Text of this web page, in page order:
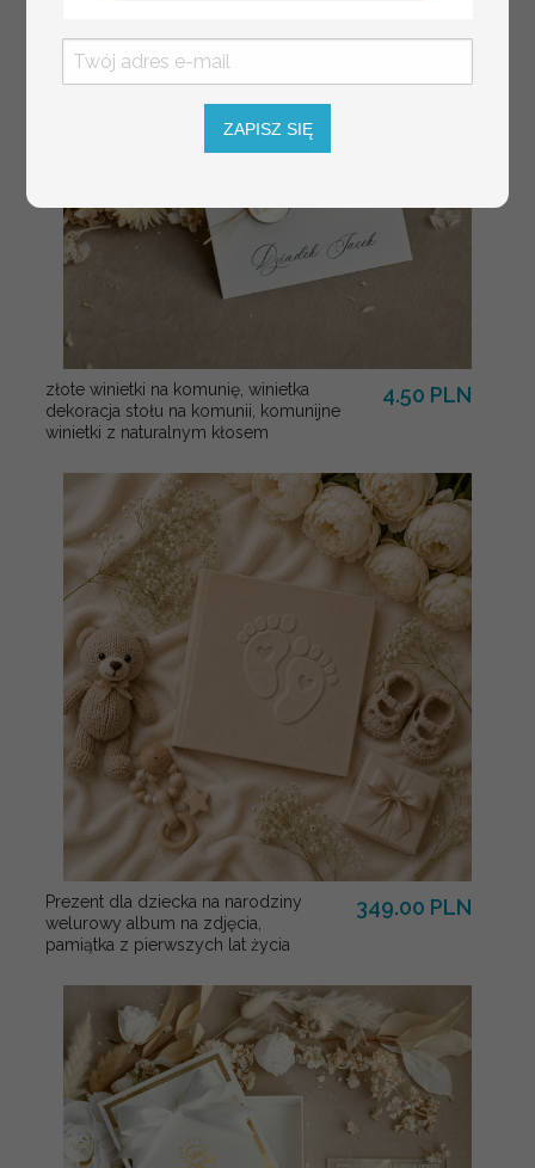
złote winietki na komunię, winietka
dekoracja stołu na komunii, komunijne
winietki z naturalnym kłosem
4.50 PLN
Prezent dla dziecka na narodziny
welurowy album na zdjęcia,
pamiątka z pierwszych lat życia
349.00 PLN
ZAPISZ SIĘ